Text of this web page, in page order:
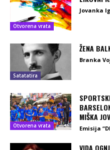
Otvorena vrata
Jovanka
Satatatira
ŽENA
Branka
Otvorena vrata
MIŠKA
Emisija